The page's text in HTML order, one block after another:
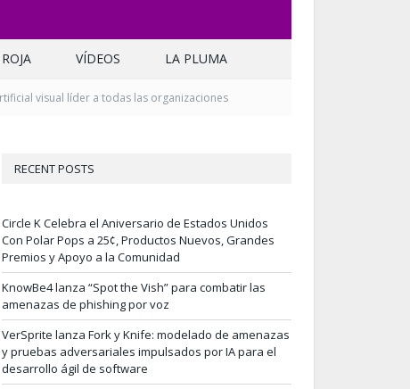
VÍDEOS LA PLUMA
visual líder a todas las organizaciones
RECENT POSTS
Circle K Celebra el Aniversario de Estados Unidos
Con Polar Pops a 25¢, Productos Nuevos, Grandes
Premios y Apoyo a la Comunidad
KnowBe4 lanza “Spot the Vish” para combatir las
amenazas de phishing por voz
VerSprite lanza Fork y Knife: modelado de amenazas
y pruebas adversariales impulsados por IA para el
desarrollo ágil de software